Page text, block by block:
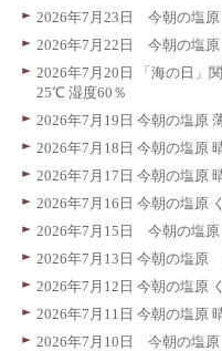
2026年7月23日 今朝の
2026年7月22日 今朝の
2026年7月20日 「海の日
25℃ 湿度60％
2026年7月19日 今朝の塩原
2026年7月18日 今朝の塩原
2026年7月17日 今朝の塩原
2026年7月16日 今朝の塩原
2026年7月15日 今朝の
2026年7月13日 今朝の塩
2026年7月12日 今朝の塩原
2026年7月11日 今朝の塩原
2026年7月10日 今朝の